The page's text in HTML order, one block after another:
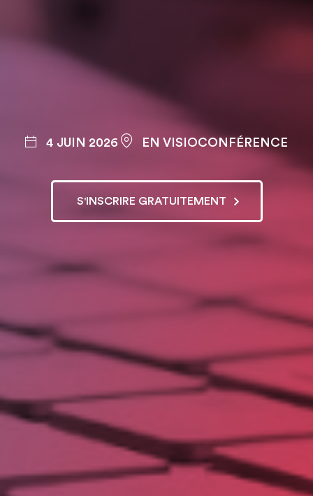
4 JUIN 2026 EN VISIOCONFÉRENCE
S'INSCRIRE GRATUITEMENT